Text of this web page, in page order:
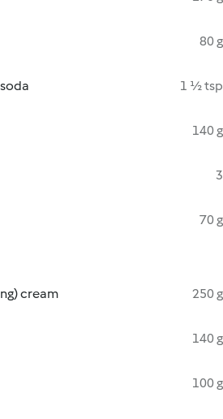
80 g
1 ½ tsp
140 g
3
70 g
cream
250 g
140 g
100 g